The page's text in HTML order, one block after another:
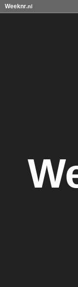
Weeknr.nl